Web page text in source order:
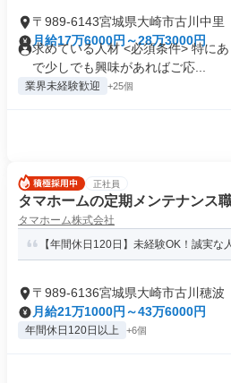
〒989-6143宮城県大崎市古川中里
月給17万6000円～28万3000円
求めている人材 <必須条件> 特に
で少しでも興味があればご応...
業界未経験歓迎 +25個
正社員
タマホームの定期メンテナンス
タマホーム株式会社
【年間休日120日】未経験OK！誠実
〒989-6136宮城県大崎市古川穂波
月給21万1000円～43万6000円
年間休日120日以上 +6個